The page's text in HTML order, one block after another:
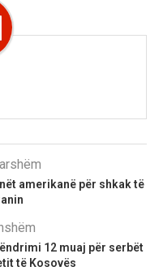
amerikanë për shkak të
12 muaj për serbët
të Kosovës